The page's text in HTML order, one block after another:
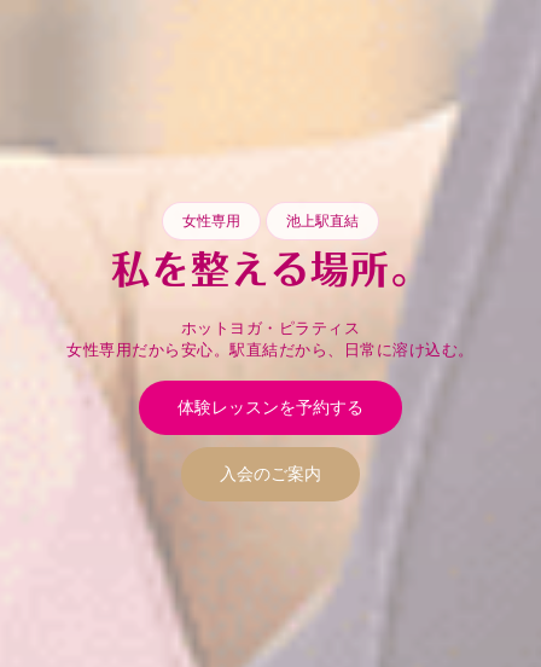
女性専用 池上駅直結
私を整える場所。
ホットヨガ・ピラティス
女性専用だから安心。駅直結だから、日常に溶け込む。
体験レッスンを予約する
入会のご案内